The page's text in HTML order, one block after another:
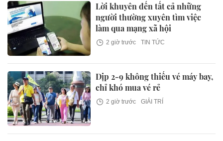
Lời khuyên đến tất cả những
người thường xuyên tìm việc
làm qua mạng xã hội
2 giờ trước TIN TỨC
Dịp 2-9 không thiếu vé máy bay,
chỉ khó mua vé rẻ
2 giờ trước GIẢI TRÍ